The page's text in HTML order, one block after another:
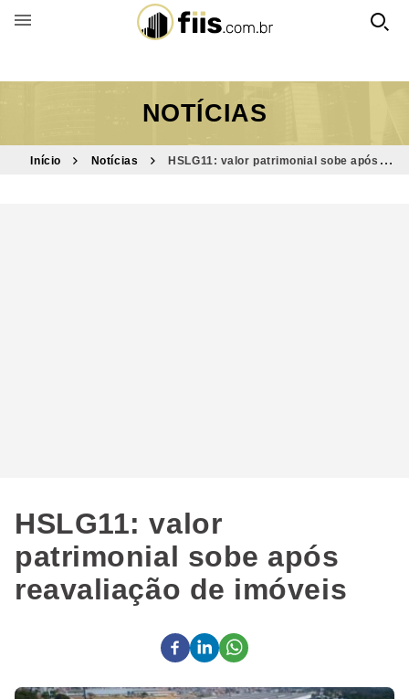
BUSCAR POR FUNDO
NOTÍCIAS
Início Notícias
HSLG11: valor patrimonial sobe após
HSLG11: valor
patrimonial sobe após
reavaliação de imóveis